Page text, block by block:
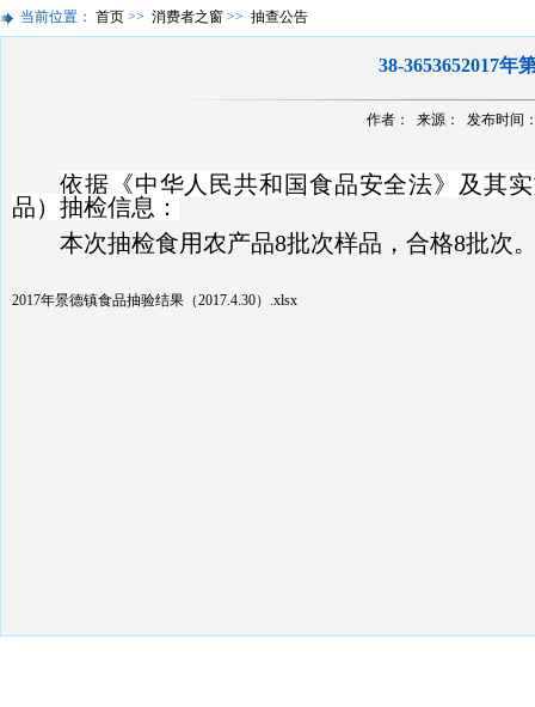
当前位置： 首页 >> 消费者之窗 >> 抽查公告
38-3653652017年
作者： 来源： 发布时间
依据《中华人民共和国食品安全法》及其
品）抽检信息：
本次抽检食用农产品8批次样品，合格8批次
2017年景德镇食品抽验结果（2017.4.30）.xlsx